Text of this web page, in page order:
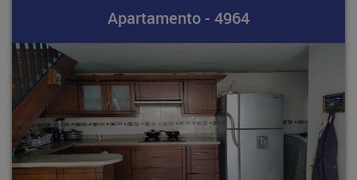
Apartamento - 4964